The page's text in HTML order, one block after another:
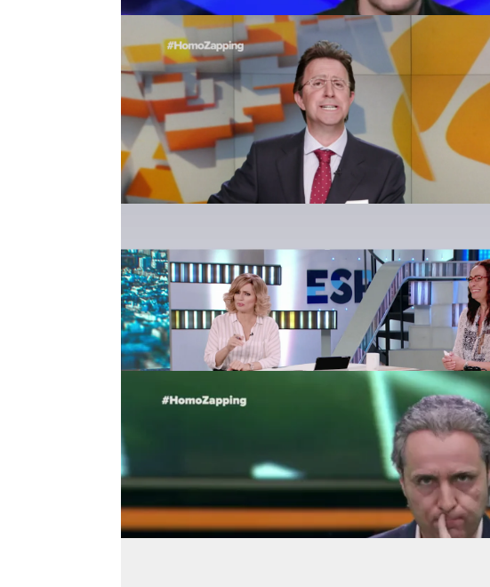
La información más actual en
Susanna Griso
¿Qué es lo realmente importante
informativo? La presentadora de
tenido su parodia en Homo
Pedrerol: "Hoy en el Chiringuito
Los contertulios de El Chiringuito
en un apasionado debate entre
Inda, pero Josep Pedrerol tiene
Arturo Valls se coló en el rosco de
El presentador de 'Ahora caigo',
en Pasapalabra. Su participación
mejor, pero siempre le vemos de